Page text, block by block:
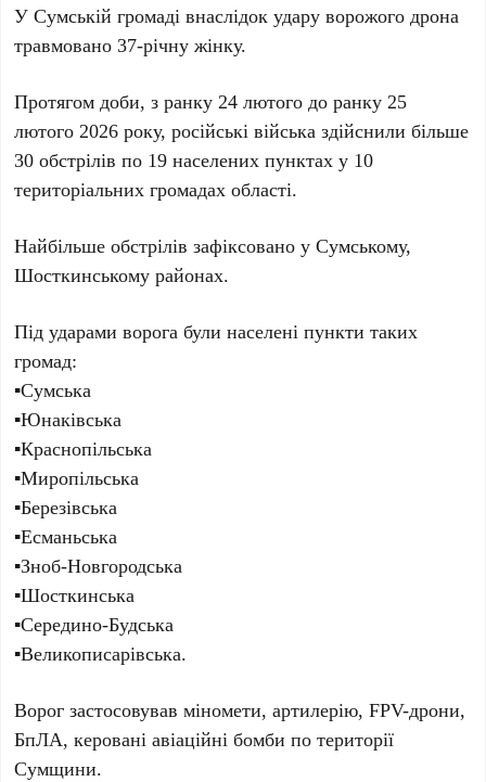
У Сумській громаді внаслідок удару ворожого дрона
травмовано 37-річну жінку.
Протягом доби, з ранку 24 лютого до ранку 25
лютого 2026 року, російські війська здійснилибільше
30 обстрілів по 19 населених пунктах у 10
територіальних громадах області.
Найбільше обстрілів зафіксовано у Сумському,
Шосткинському районах.
Під ударами ворога були населені пункти таких
громад:
▪️Сумська
▪️Юнаківська
▪️Краснопільська
▪️Миропільська
▪️Березівська
▪️Есманьська
▪️Зноб-Новгородська
▪️Шосткинська
▪️Середино-Будська
▪️Великописарівська.
Ворог застосовував міномети, артилерію, FPV-дрони,
БпЛА, керовані авіаційні бомби по території
Сумщини.